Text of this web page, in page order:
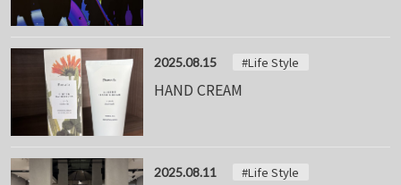
2025.08.15 #Life Style
HAND CREAM
2025.08.11 #Life Style